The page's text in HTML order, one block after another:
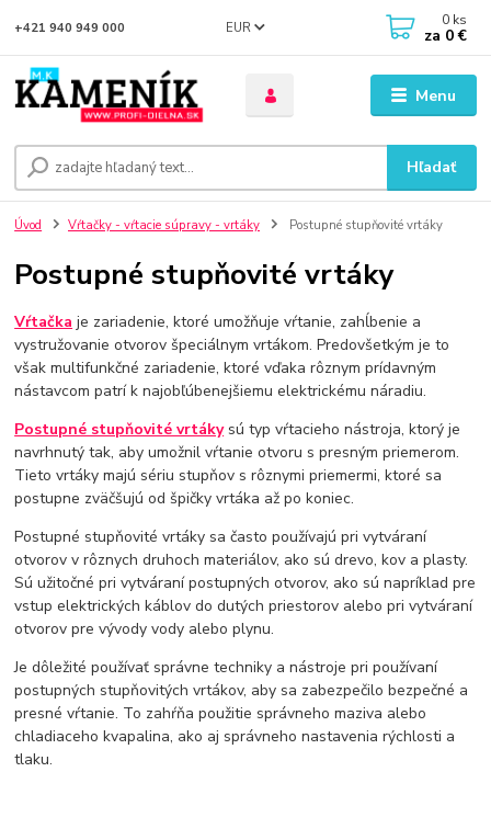
Menu
EUR
Hľadať
+421 940 949 000 0 ks
za 0 €
Úvod Vŕtačky - vŕtacie súpravy - vrtáky Postupné stupňovité vrtáky
Postupné stupňovité vrtáky
Vŕtačka je zariadenie, ktoré umožňuje vŕtanie, zahĺbenie a
vystružovanie otvorov špeciálnym vrtákom. Predovšetkým je to
však multifunkčné zariadenie, ktoré vďaka rôznym prídavným
nástavcom patrí k najobľúbenejšiemu elektrickému náradiu.
Postupné stupňovité vrtákysú typ vŕtacieho nástroja, ktorý je
navrhnutý tak, aby umožnil vŕtanie otvoru s presným priemerom.
Tieto vrtáky majú sériu stupňov s rôznymi priemermi, ktoré sa
postupne zväčšujú od špičky vrtáka až po koniec.
Postupné stupňovité vrtáky sa často používajú pri vytváraní
otvorov v rôznych druhoch materiálov, ako sú drevo, kov a plasty.
Sú užitočné pri vytváraní postupných otvorov, ako sú napríklad pre
vstup elektrických káblov do dutých priestorov alebo pri vytváraní
otvorov pre vývody vody alebo plynu.
Je dôležité používať správne techniky a nástroje pri používaní
postupných stupňovitých vrtákov, aby sa zabezpečilo bezpečné a
presné vŕtanie. To zahŕňa použitie správneho maziva alebo
chladiaceho kvapalina, ako aj správneho nastavenia rýchlosti a
tlaku.